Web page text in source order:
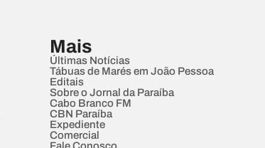
Mais
Últimas Notícias
Tábuas de Marés em João Pessoa
Editais
Sobre o Jornal da Paraíba
Cabo Branco FM
CBN Paraíba
Expediente
Comercial